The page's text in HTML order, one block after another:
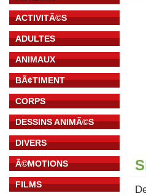
ACTIVITÃ©S
ADULTES
ANIMAUX
BÃ¢TIMENT
CORPS
DESSINS ANIMÃ©S
DIVERS
Ã©MOTIONS
FILMS